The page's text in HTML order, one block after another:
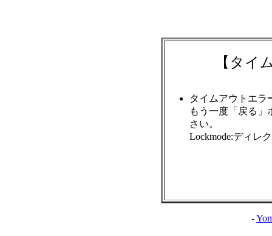
【タイ
タイムアウトエラ
もう一度「戻る」
さい。
Lockmode:ディレ
-